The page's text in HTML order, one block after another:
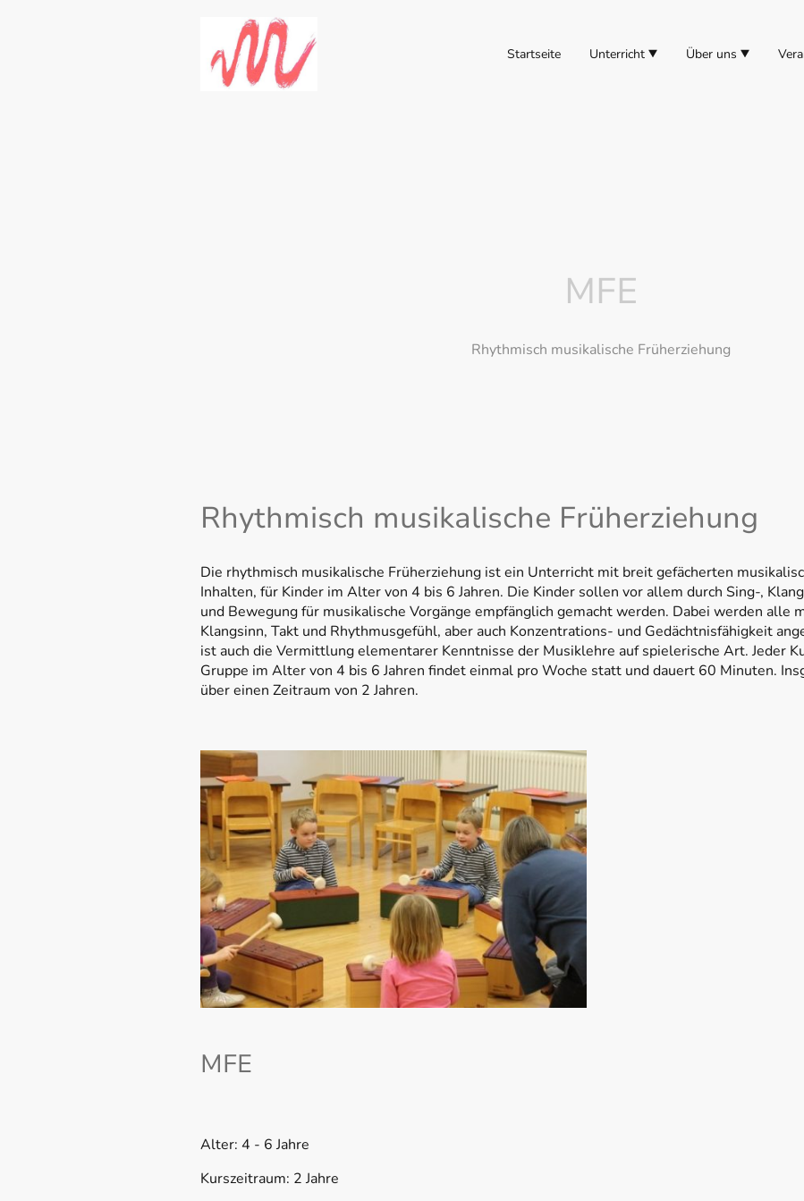
Startseite Unterricht Über uns
MFE
Rhythmisch musikalische Früherziehung
Rhythmisch musikalische Früherziehung
Die rhythmisch musikalische Früherziehung ist ein Unterricht mit breit gefächerten
Inhalten, für Kinder im Alter von 4 bis 6 Jahren. Die Kinder sollen vor allem durch Sing-,
und Bewegung für musikalische Vorgänge empfänglich gemacht werden. Dabei werden alle
Klangsinn, Takt und Rhythmusgefühl, aber auch Konzentrations- und Gedächtnisfähigkeit
ist auch die Vermittlung elementarer Kenntnisse der Musiklehre auf spielerische Art. Jeder
Gruppe im Alter von 4 bis 6 Jahren findet einmal pro Woche statt und dauert 60 Minuten.
über einen Zeitraum von 2 Jahren.
MFE
Alter: 4 - 6 Jahre
Kurszeitraum: 2 Jahre